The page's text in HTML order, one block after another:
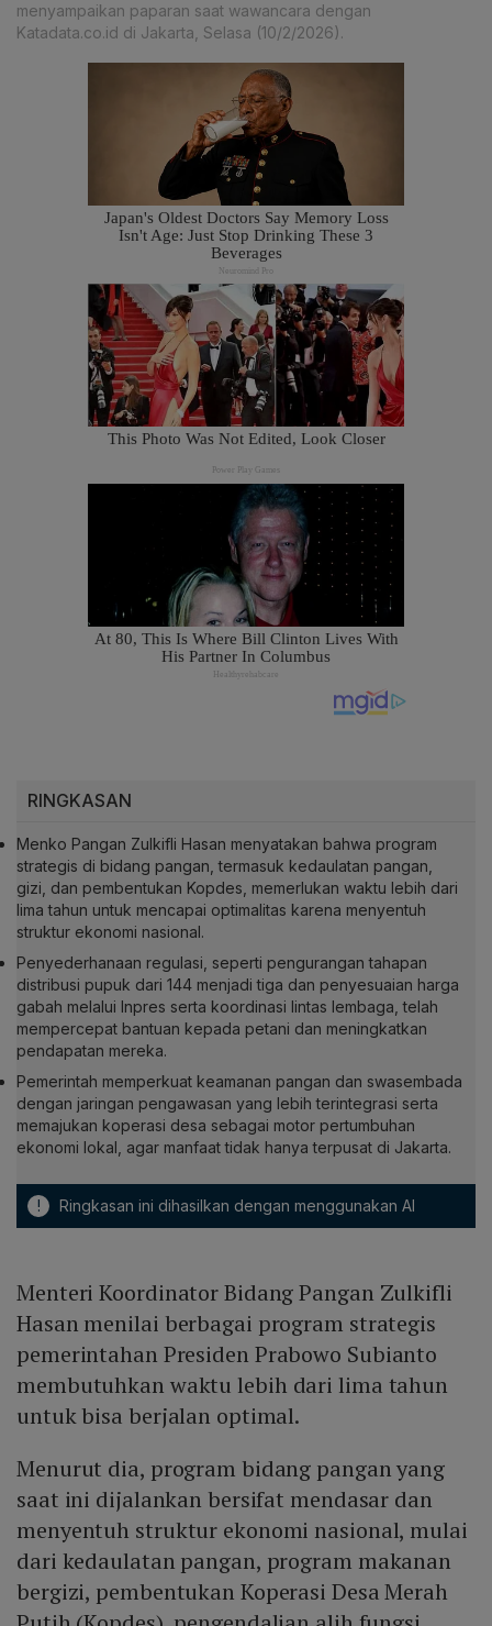
menyampaikan paparan saat wawancara dengan
Katadata.co.id di Jakarta, Selasa (10/2/2026).
RINGKASAN
Menko Pangan Zulkifli Hasan menyatakan bahwa program
strategis di bidang pangan, termasuk kedaulatan pangan,
gizi, dan pembentukan Kopdes, memerlukan waktu lebih dari
lima tahun untuk mencapai optimalitas karena menyentuh
struktur ekonomi nasional.
Penyederhanaan regulasi, seperti pengurangan tahapan
distribusi pupuk dari 144 menjadi tiga dan penyesuaian harga
gabah melalui Inpres serta koordinasi lintas lembaga, telah
mempercepat bantuan kepada petani dan meningkatkan
pendapatan mereka.
Pemerintah memperkuat keamanan pangan dan swasembada
dengan jaringan pengawasan yang lebih terintegrasi serta
memajukan koperasi desa sebagai motor pertumbuhan
ekonomi lokal, agar manfaat tidak hanya terpusat di Jakarta.
! Ringkasan ini dihasilkan dengan menggunakan AI
Menteri Koordinator Bidang Pangan Zulkifli
Hasan menilai berbagai program strategis
pemerintahan Presiden Prabowo Subianto
membutuhkan waktu lebih dari lima tahun
untuk bisa berjalan optimal.
Menurut dia, program bidang pangan yang
saat ini dijalankan bersifat mendasar dan
menyentuh struktur ekonomi nasional, mulai
dari kedaulatan pangan, program makanan
bergizi, pembentukan Koperasi Desa Merah